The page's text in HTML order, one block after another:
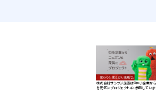
株式会社サンフジ企画は『中小企業か
を元気にプロジェクト』に参画していま